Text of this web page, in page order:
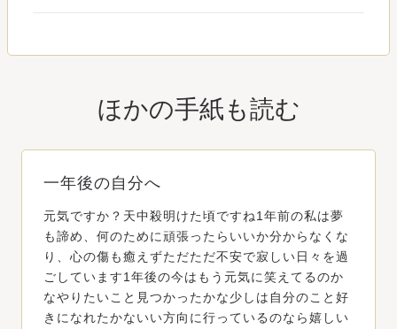
ほかの手紙も読む
一年後の自分へ
元気ですか？天中殺明けた頃ですね1年前の私は夢
も諦め、何のために頑張ったらいいか分からなくな
り、心の傷も癒えずただただ不安で寂しい日々を過
ごしています1年後の今はもう元気に笑えてるのか
なやりたいこと見つかったかな少しは自分のこと好
きになれたかないい方向に行っているのなら嬉しい